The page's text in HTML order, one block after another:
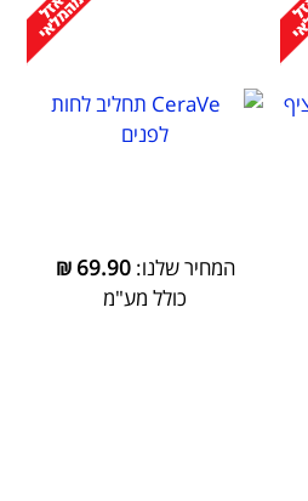
המחיר שלנו:69.90
₪
כולל מע"מ